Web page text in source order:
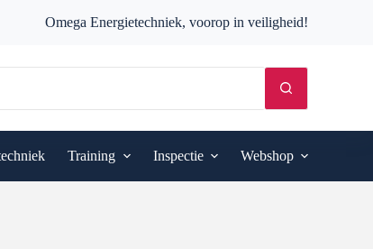
Omega Energietechniek, voorop in veiligheid!
Training Inspectie Webshop